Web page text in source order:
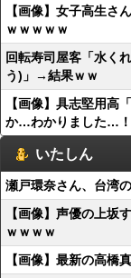
【画像】女子高生さ
ｗｗｗｗｗ
回転寿司屋客「水く
う)」→結果ｗｗ
【画像】具志堅用高
か…わかりました…
いたしん
瀬戸環奈さん、台湾
【画像】声優の上坂
ｗｗｗｗ
【画像】最新の高橋